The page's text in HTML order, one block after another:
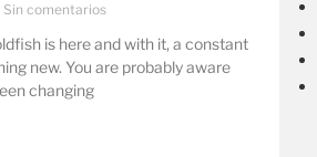
Sin comentarios
is here and with it, a constant
new. You are probably aware
changing